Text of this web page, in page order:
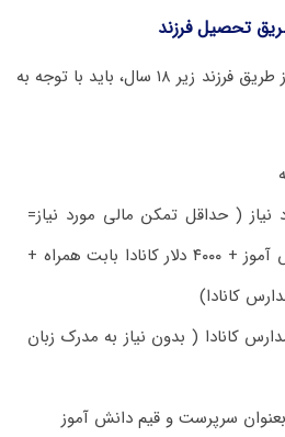
تحصیل فرزند
متقاضیان مهاجرت به کانادا از طریق فرزند زیر ۱۸ سال، باید با توجه به
( حداقل تمکن مالی مورد نیاز=
۱۰٫۰۰۰ دلار کانادا بابت دانش آموز + ۴۰۰۰ دلار کانادا بابت همراه +
کانادا)
کانادا ( بدون نیاز به مدرک زبان
سرپرست و قیم دانش آموز